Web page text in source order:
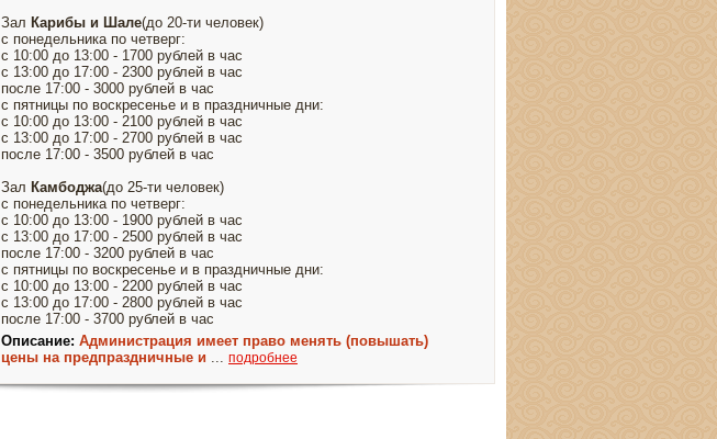
Зал Карибы и Шале(до 20-ти человек)
с понедельника по четверг:
с 10:00 до 13:00 - 1700 рублей в час
с 13:00 до 17:00 - 2300 рублей в час
после 17:00 - 3000 рублей в час
с пятницы по воскресенье и в праздничные дни:
с 10:00 до 13:00 - 2100 рублей в час
с 13:00 до 17:00 - 2700 рублей в час
после 17:00 - 3500 рублей в час
Зал Камбоджа(до 25-ти человек)
с понедельника по четверг:
с 10:00 до 13:00 - 1900 рублей в час
с 13:00 до 17:00 - 2500 рублей в час
после 17:00 - 3200 рублей в час
с пятницы по воскресенье и в праздничные дни:
с 10:00 до 13:00 - 2200 рублей в час
с 13:00 до 17:00 - 2800 рублей в час
после 17:00 - 3700 рублей в час
Описание: Администрация имеет право менять (повышать)
цены на предпраздничные и ... подробнее